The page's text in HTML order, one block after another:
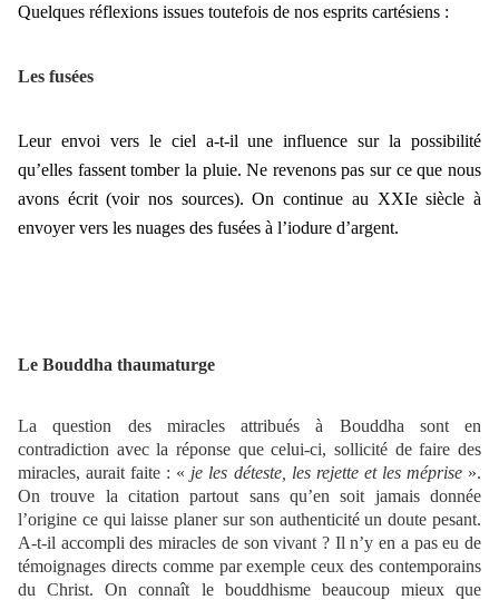
Quelques réflexions issues toutefois de nos esprits cartésiens :
Les fusées
Leur envoi vers le ciel a-t-il une influence sur la possibilité
qu’elles fassent tomber la pluie. Ne revenons pas sur ce que nous
avons écrit (voir nos sources). On continue au XXIe siècle à
envoyer vers les nuages des fusées à l’iodure d’argent.
Le Bouddha thaumaturge
La question des miracles attribués à Bouddha sont en
contradiction avec la réponse que celui-ci, sollicité de faire des
miracles, aurait faite : « je les déteste, les rejette et les méprise ».
On trouve la citation partout sans qu’en soit jamais donnée
l’origine ce qui laisse planer sur son authenticité un doute pesant.
A-t-il accompli des miracles de son vivant ? Il n’y en a pas eu de
témoignages directs comme par exemple ceux des contemporains
du Christ. On connaît le bouddhisme beaucoup mieux que